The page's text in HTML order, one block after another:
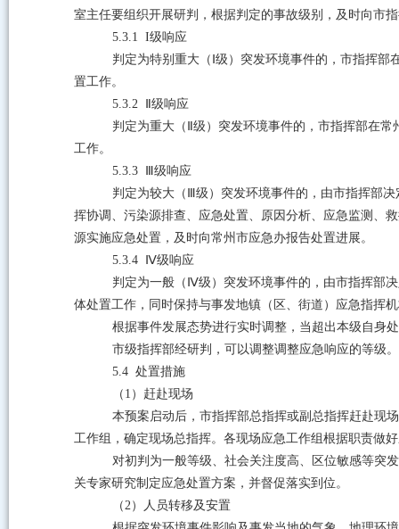
室主任要组织开展研判，根据判定的事故级别，及时向市
5.3.1 I级响应
判定为特别重大（ 级）突发环境事件的，市指挥部
置工作。
5.3.2 Ⅱ 级响应
判定为重大（ 级）突发环境事件的，市指挥部在
工作。
5.3.3 Ⅲ 级响应
判定为较大（
级）突发环境事件的，由市指挥部决
挥协调、污染源排查、应急处置、原因分析、应急监测、
源实施应急处置，及时向常州市应急办报告处置进展。
5.3.4 Ⅳ级响应
判定为一般（ Ⅳ级）突发环境事件的，由市指挥部
体处置工作，同时保持与事发地镇（区、街道）应急指挥
根据事件发展态势进行实时调整，当超出本级自身
市级指挥部经研判，可以调整调整应急响应的等级。
5.4 处置措施
（ 1 ）赶赴现场
本预案启动后，市指挥部总指挥或副总指挥赶赴现
工作组，确定现场总指挥。各现场应急工作组根据职责做
对初判为一般等级、社会关注度高、区位敏感等突
关专家研究制定应急处置方案，并督促落实到位。
（2）人员转移及安置